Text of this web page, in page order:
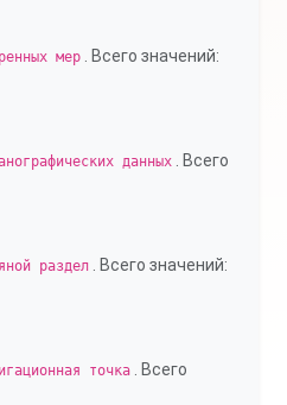
мер . Всего значений:
данных . Всего
раздел . Всего значений:
точка . Всего